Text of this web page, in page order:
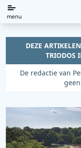
Direct
de
content
menu
DEZE
TRIODOS
De redactie van